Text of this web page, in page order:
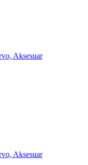
Aksesuar
Aksesuar